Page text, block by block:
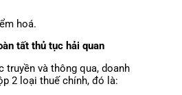
hoá.
tất thủ tục hải quan
truyền và thông qua, doanh
2 loại thuế chính, đó là: